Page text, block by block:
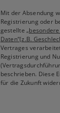
Mit der Absendung
Registrierung oder
gestellte
Daten“(z.B.
Vertrages
Registrierung und
beschrieben. Diese
für die Zukunft